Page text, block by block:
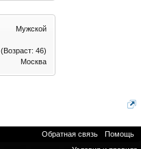
Мужской
(Возраст: 46)
Москва
Обратная связь
Помощь